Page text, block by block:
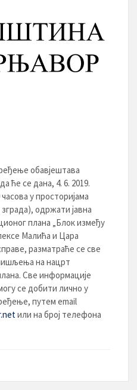
обавјештава
ће се дана, 4. 6. 2019.
у просторијама
одржати јавна
плана „Блок између
Малића и Цара
разматраће се све
на нацрт
Све информације
се добити лично у
путем email
или на број телефона